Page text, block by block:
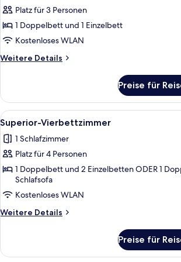
Comfort-
Zimmer
anzeigen
Platz für 3 Personen
1 Doppelbett und 1 Einzelbett
Kostenloses WLAN
Weitere Details
Weitere
Zimmer
Preise für
Alle
Fotos
für
Superior-
Vierbettzimmer
anzeigen
Ein Zimmer
4
Superior-Vierbettzimmer
1 Schlafzimmer
Platz für 4 Personen
1 Doppelbett und 2 Einzelbetten ODER 1
Schlafsofa
Kostenloses WLAN
Weitere Details
Weitere
Vierbettzimmer
Preise für